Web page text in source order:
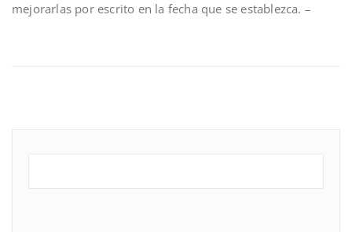
mejorarlas por escrito en la fecha que se establezca. –